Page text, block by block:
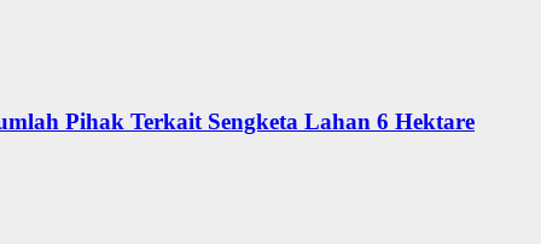
Pihak Terkait Sengketa Lahan 6 Hektare